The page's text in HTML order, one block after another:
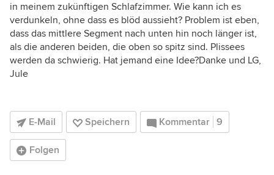
in meinem zukünftigen Schlafzimmer. Wie kann ich es
verdunkeln, ohne dass es blöd aussieht? Problem ist eben,
dass das mittlere Segment nach unten hin noch länger ist,
als die anderen beiden, die oben so spitz sind. Plissees
werden da schwierig. Hat jemand eine Idee?Danke und LG,
Jule
E-Mail Speichern Kommentar 9
Folgen